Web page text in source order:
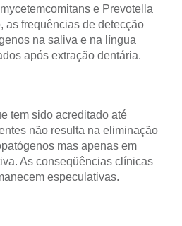
e Prevotella
as frequências de detecção
na saliva e na língua
após extração dentária.
tem sido acreditado até
não resulta na eliminação
mas apenas em
As conseqüências clínicas
especulativas.